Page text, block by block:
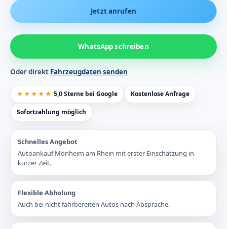
Jetzt anrufen
WhatsApp schreiben
Oder direkt Fahrzeugdaten senden
★★★★★ 5,0 Sterne bei Google Kostenlose Anfrage
Sofortzahlung möglich
Schnelles Angebot
Autoankauf Monheim am Rhein mit erster Einschätzung in
kurzer Zeit.
Flexible Abholung
Auch bei nicht fahrbereiten Autos nach Absprache.